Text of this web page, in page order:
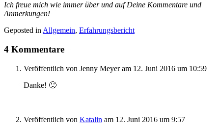
Ich freue mich wie immer über und auf Deine Kommentare und
Anmerkungen!
Geposted in Allgemein, Erfahrungsbericht
4 Kommentare
Veröffentlich von Jenny Meyer am 12. Juni 2016 um 10:59
Danke! 🙂
Veröffentlich von Katalin am 12. Juni 2016 um 9:57